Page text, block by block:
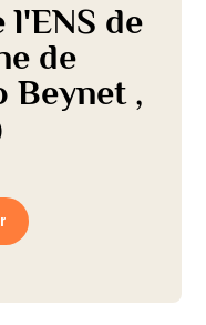
l'ENS de
de
Beynet ,